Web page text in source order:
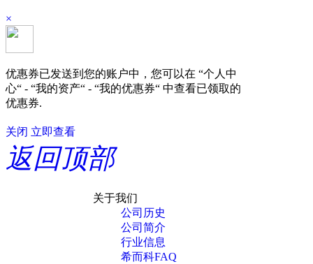
×
优惠券已发送到您的账户中，您可以在 “个人中
心“ - “我的资产“ - “我的优惠券“ 中查看已领取的
优惠券.
关闭 立即查看
返回顶部
关于我们
公司历史
公司简介
行业信息
希而科FAQ